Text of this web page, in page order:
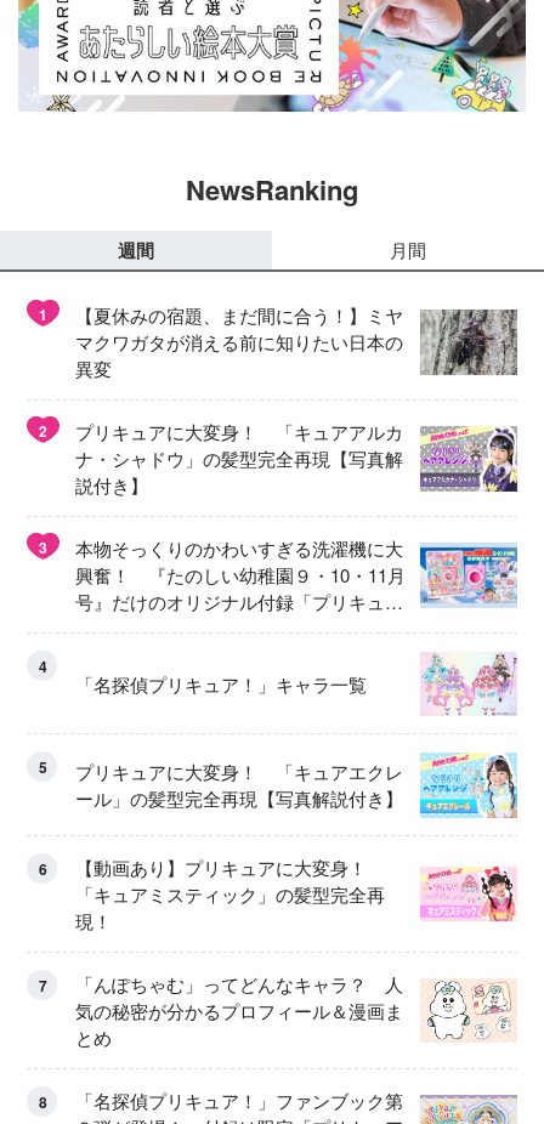
NewsRanking
週間 月間
1
【夏休みの宿題、まだ間に合う！】ミヤ
マクワガタが消える前に知りたい日本の
異変
2
プリキュアに大変身！ 「キュアアルカ
ナ・シャドウ」の髪型完全再現【写真解
説付き】
3
本物そっくりのかわいすぎる洗濯機に大
興奮！ 『たのしい幼稚園９・10・11月
号』だけのオリジナル付録「プリキュ
ア くるくるせんたくき」
4
「名探偵プリキュア！」キャラ一覧
5
プリキュアに大変身！ 「キュアエクレ
ール」の髪型完全再現【写真解説付き】
6
【動画あり】プリキュアに大変身！
「キュアミスティック」の髪型完全再
現！
7
「んぽちゃむ」ってどんなキャラ？ 人
気の秘密が分かるプロフィール＆漫画ま
とめ
8
「名探偵プリキュア！」ファンブック第